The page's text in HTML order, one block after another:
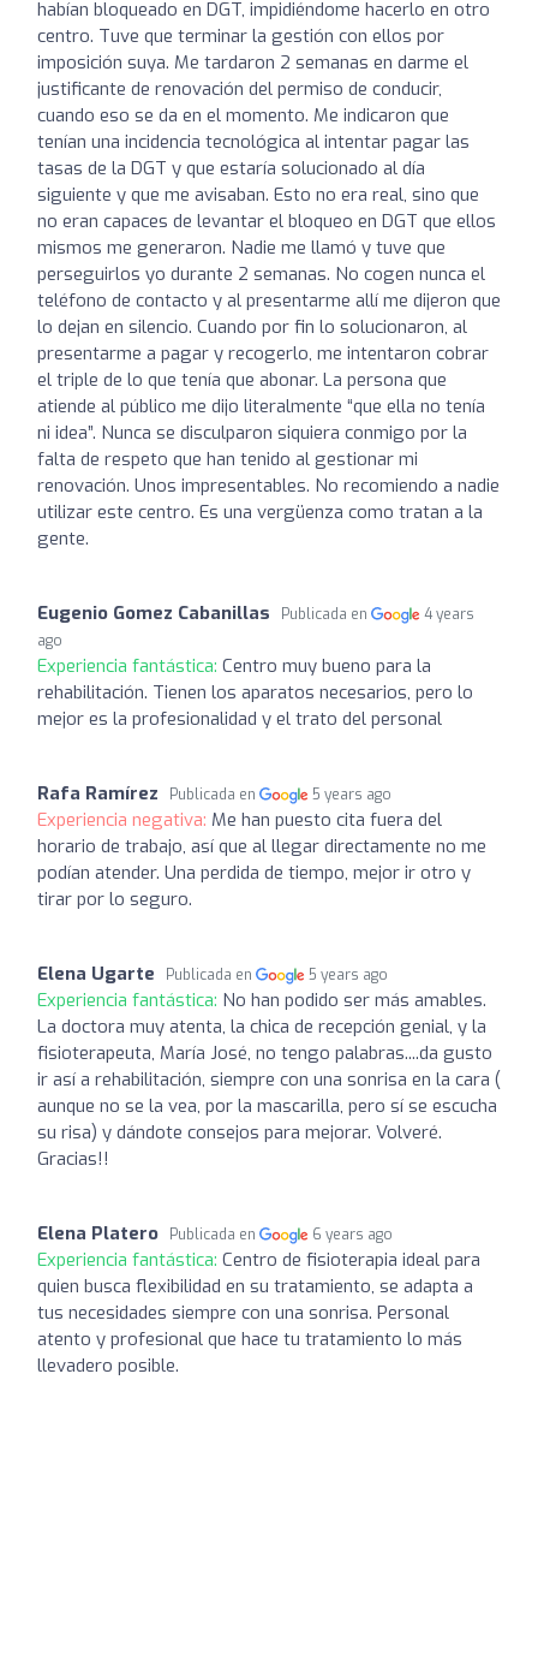
habían bloqueado en DGT, impidiéndome hacerlo en otro
centro. Tuve que terminar la gestión con ellos por
imposición suya. Me tardaron 2 semanas en darme el
justificante de renovación del permiso de conducir,
cuando eso se da en el momento. Me indicaron que
tenían una incidencia tecnológica al intentar pagar las
tasas de la DGT y que estaría solucionado al día
siguiente y que me avisaban. Esto no era real, sino que
no eran capaces de levantar el bloqueo en DGT que ellos
mismos me generaron. Nadie me llamó y tuve que
perseguirlos yo durante 2 semanas. No cogen nunca el
teléfono de contacto y al presentarme allí me dijeron que
lo dejan en silencio. Cuando por fin lo solucionaron, al
presentarme a pagar y recogerlo, me intentaron cobrar
el triple de lo que tenía que abonar. La persona que
atiende al público me dijo literalmente “que ella no tenía
ni idea”. Nunca se disculparon siquiera conmigo por la
falta de respeto que han tenido al gestionar mi
renovación. Unos impresentables. No recomiendo a nadie
utilizar este centro. Es una vergüenza como tratan a la
gente.
Eugenio Gomez Cabanillas Publicada en
4 years
ago
Experiencia fantástica: Centro muy bueno para la
rehabilitación. Tienen los aparatos necesarios, pero lo
mejor es la profesionalidad y el trato del personal
Rafa Ramírez Publicada en 5 years ago
Experiencia negativa: Me han puesto cita fuera del
horario de trabajo, así que al llegar directamente no me
podían atender. Una perdida de tiempo, mejor ir otro y
tirar por lo seguro.
Elena Ugarte Publicada en 5 years ago
Experiencia fantástica: No han podido ser más amables.
La doctora muy atenta, la chica de recepción genial, y la
fisioterapeuta, María José, no tengo palabras....da gusto
ir así a rehabilitación, siempre con una sonrisa en la cara (
aunque no se la vea, por la mascarilla, pero sí se escucha
su risa) y dándote consejos para mejorar. Volveré.
Gracias!!
Elena Platero Publicada en 6 years ago
Experiencia fantástica: Centro de fisioterapia ideal para
quien busca flexibilidad en su tratamiento, se adapta a
tus necesidades siempre con una sonrisa. Personal
atento y profesional que hace tu tratamiento lo más
llevadero posible.